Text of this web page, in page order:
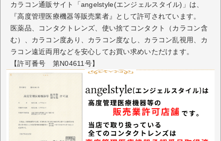
カラコン通販サイト「angelstyle(エンジェルスタイル)」は、
『高度管理医療機器等販売業者』として許可されています。
医薬品、コンタクトレンズ、使い捨てコンタクト（カラコン含
む）、カラコン度あり、カラコン度なし、カラコン乱視用、カ
ラコン遠近両用などを安心してお買い求めいただけます。
【許可番号 第N04611号】